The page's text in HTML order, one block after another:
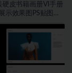
硬皮书籍画册VI手册
示效果图PS贴图样